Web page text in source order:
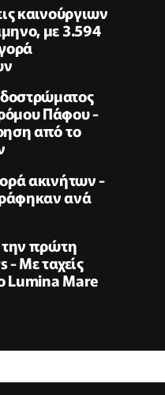
καινούργιων
με 3.594
Πάφου -
από το
ακινήτων -
ανά
την πρώτη
- Με ταχείς
Lumina Mare